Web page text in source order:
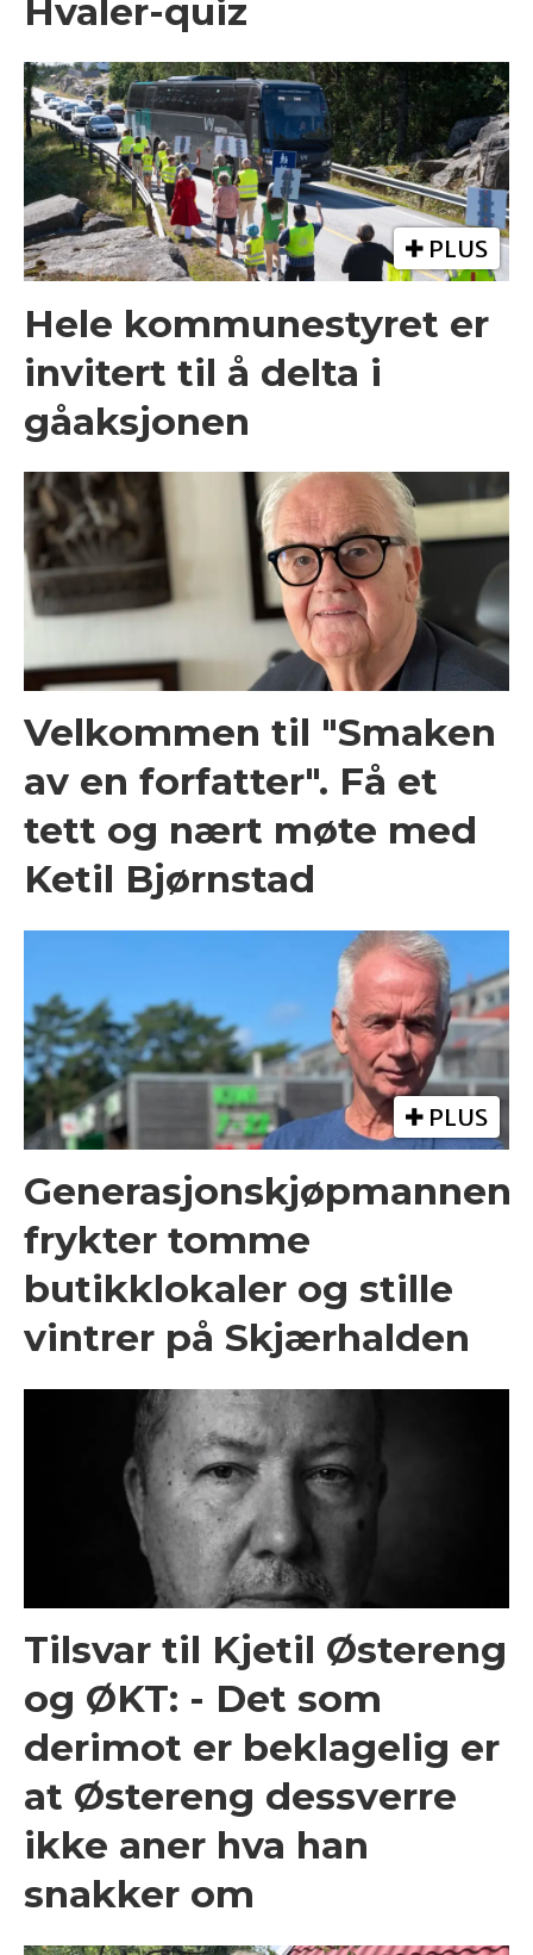
Hvaler-quiz
PLUS
Hele kommunestyret er
invitert til å delta i
gåaksjonen
Velkommen til "Smaken
av en forfatter". Få et
tett og nært møte med
Ketil Bjørnstad
PLUS
Generasjonskjøpmannen
frykter tomme
butikklokaler og stille
vintrer på Skjærhalden
Tilsvar til Kjetil Østereng
og ØKT: - Det som
derimot er beklagelig er
at Østereng dessverre
ikke aner hva han
snakker om